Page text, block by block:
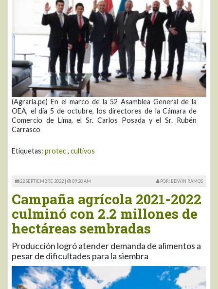
(Agraria.pe) En el marco de la 52 Asamblea General de la
OEA, el día 5 de octubre, los directores de la Cámara de
Comercio de Lima, el Sr. Carlos Posada y el Sr. Rubén
Carrasco
Etiquetas: protec, cultivos
22 SEPTIEMBRE 2022 | 09:28 AM POR: EDWIN RAMOS
Campaña agrícola 2021-2022
culminó con 2.2 millones de
hectáreas sembradas
Producción logró atender demanda de alimentos a
pesar de dificultades para la siembra